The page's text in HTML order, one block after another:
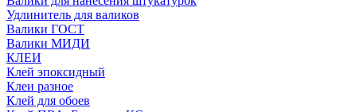
Удлинитель для валиков
Валики ГОСТ
Валики МИДИ
КЛЕИ
Клей эпоксидный
Клеи разное
Клей для обоев